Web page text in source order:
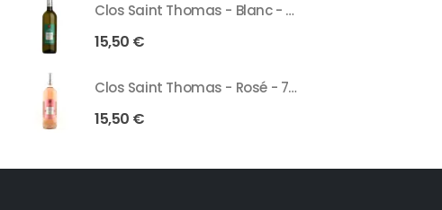
Clos Saint Thomas - Blanc - 37 Cl
15,50 €
Clos Saint Thomas - Rosé - 75 Cl
15,50 €